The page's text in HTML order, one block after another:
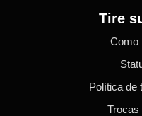
Tire
Como
Política de
Trocas